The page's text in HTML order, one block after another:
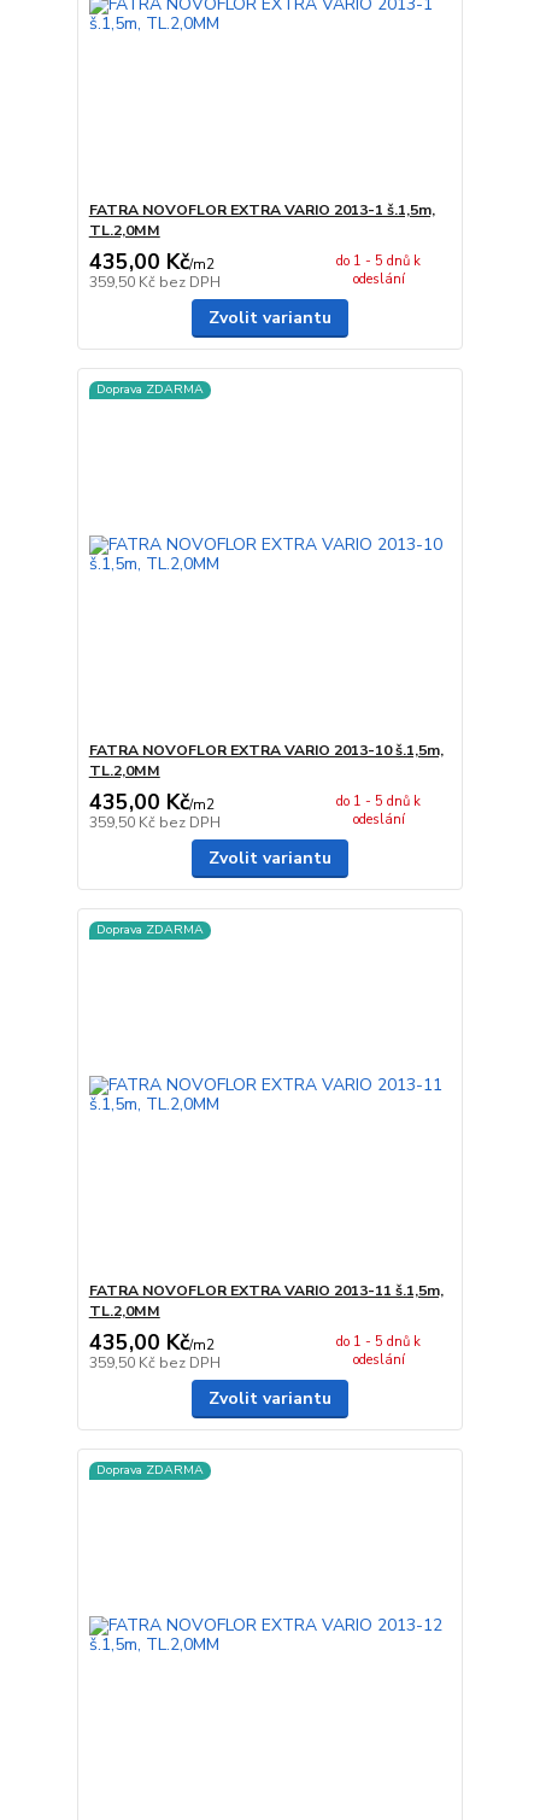
FATRA NOVOFLOR EXTRA VARIO 2013-1 š.1,5m,
TL.2,0MM
435,00 Kč/m2
359,50 Kč bez DPH
do 1 - 5 dnů k
odeslání
Zvolit variantu
Doprava ZDARMA
FATRA NOVOFLOR EXTRA VARIO 2013-10 š.1,5m,
TL.2,0MM
435,00 Kč/m2
359,50 Kč bez DPH
do 1 - 5 dnů k
odeslání
Zvolit variantu
Doprava ZDARMA
FATRA NOVOFLOR EXTRA VARIO 2013-11 š.1,5m,
TL.2,0MM
435,00 Kč/m2
359,50 Kč bez DPH
do 1 - 5 dnů k
odeslání
Zvolit variantu
Doprava ZDARMA